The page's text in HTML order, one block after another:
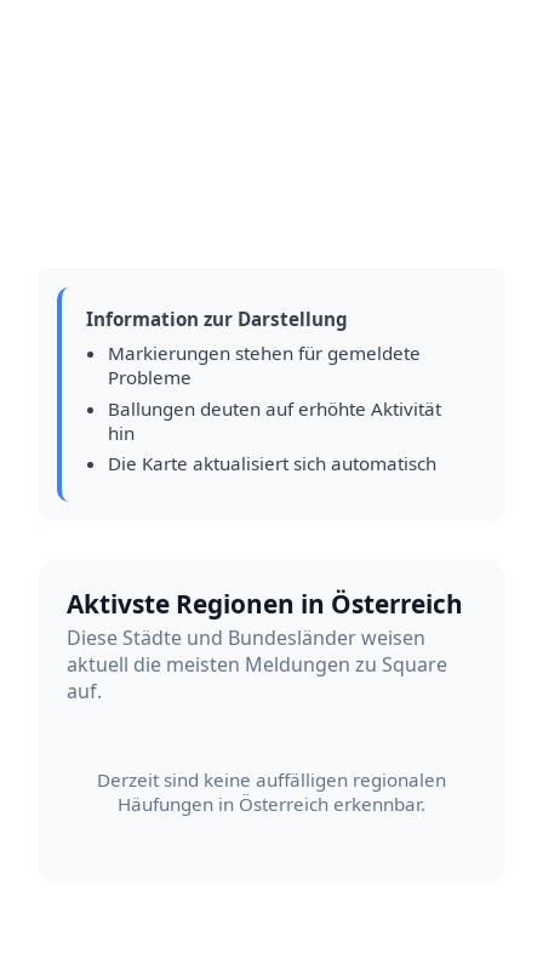
Information zur Darstellung
Markierungen stehen für gemeldete
Probleme
Ballungen deuten auf erhöhte Aktivität
hin
Die Karte aktualisiert sich automatisch
Aktivste Regionen in Österreich
Diese Städte und Bundesländer weisen
aktuell die meisten Meldungen zu Square
auf.
Derzeit sind keine auffälligen regionalen
Häufungen in Österreich erkennbar.